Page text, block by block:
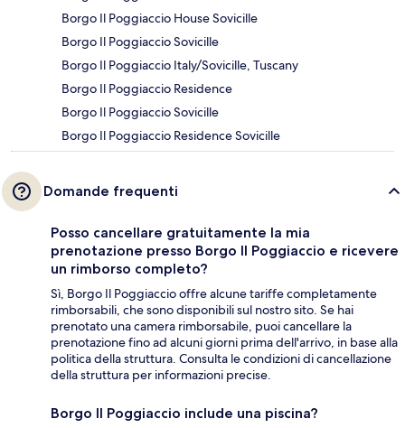
Borgo Il Poggiaccio House Sovicille
Borgo Il Poggiaccio Sovicille
Borgo Il Poggiaccio Italy/Sovicille, Tuscany
Borgo Il Poggiaccio Residence
Borgo Il Poggiaccio Sovicille
Borgo Il Poggiaccio Residence Sovicille
Domande frequenti
Posso cancellare gratuitamente la mia
prenotazione presso Borgo Il Poggiaccio e ricevere
un rimborso completo?
Sì, Borgo Il Poggiaccio offre alcune tariffe completamente
rimborsabili, che sono disponibili sul nostro sito. Se hai
prenotato una camera rimborsabile, puoi cancellare la
prenotazione fino ad alcuni giorni prima dell'arrivo, in base alla
politica della struttura. Consulta le condizioni di cancellazione
della struttura per informazioni precise.
Borgo Il Poggiaccio include una piscina?